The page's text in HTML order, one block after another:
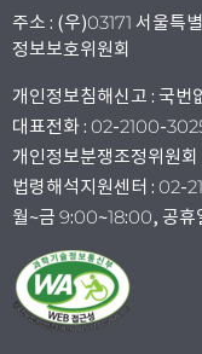
주소 : (우)03171 서울특
정보보호위원회
개인정보침해신고 : 국번
대표전화 : 02-2100-
개인정보분쟁조정위원
법령해석지원센터 : 02-
월~금 9:00~18:00, 공휴